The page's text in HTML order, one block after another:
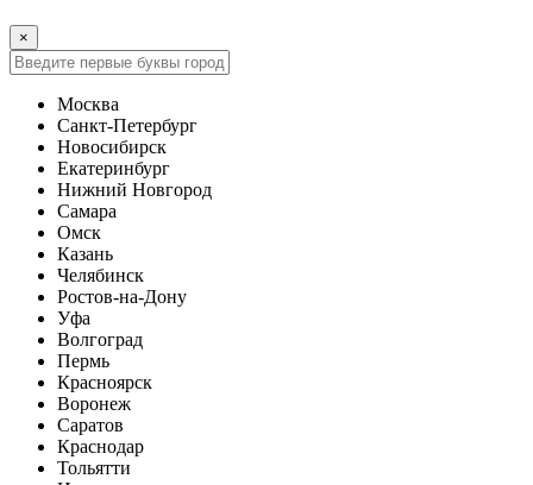
×
Москва
Санкт-Петербург
Новосибирск
Екатеринбург
Нижний Новгород
Самара
Омск
Казань
Челябинск
Ростов-на-Дону
Уфа
Волгоград
Пермь
Красноярск
Воронеж
Саратов
Краснодар
Тольятти